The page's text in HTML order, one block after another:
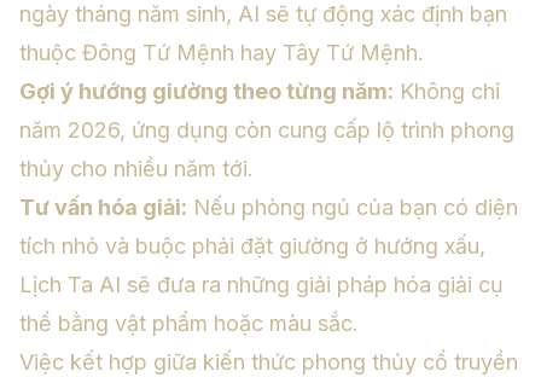
ngày tháng năm sinh, AI sẽ tự động xác định bạn
thuộc Đông Tứ Mệnh hay Tây Tứ Mệnh.
Gợi ý hướng giường theo từng năm: Không chỉ
năm 2026, ứng dụng còn cung cấp lộ trình phong
thủy cho nhiều năm tới.
Tư vấn hóa giải: Nếu phòng ngủ của bạn có diện
tích nhỏ và buộc phải đặt giường ở hướng xấu,
Lịch Ta AI sẽ đưa ra những giải pháp hóa giải cụ
thể bằng vật phẩm hoặc màu sắc.
Việc kết hợp giữa kiến thức phong thủy cổ truyền